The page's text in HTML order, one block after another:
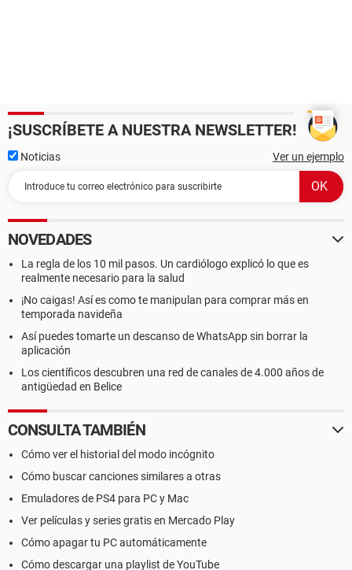
¡SUSCRÍBETE A NUESTRA NEWSLETTER!
Noticias Ver un ejemplo
NOVEDADES
La regla de los 10 mil pasos. Un cardiólogo explicó lo que es
realmente necesario para la salud
¡No caigas! Así es como te manipulan para comprar más en
temporada navideña
Así puedes tomarte un descanso de WhatsApp sin borrar la
aplicación
Los científicos descubren una red de canales de 4.000 años de
antigüedad en Belice
CONSULTA TAMBIÉN
Cómo ver el historial del modo incógnito
Cómo buscar canciones similares a otras
Emuladores de PS4 para PC y Mac
Ver películas y series gratis en Mercado Play
Cómo apagar tu PC automáticamente
Cómo descargar una playlist de YouTube